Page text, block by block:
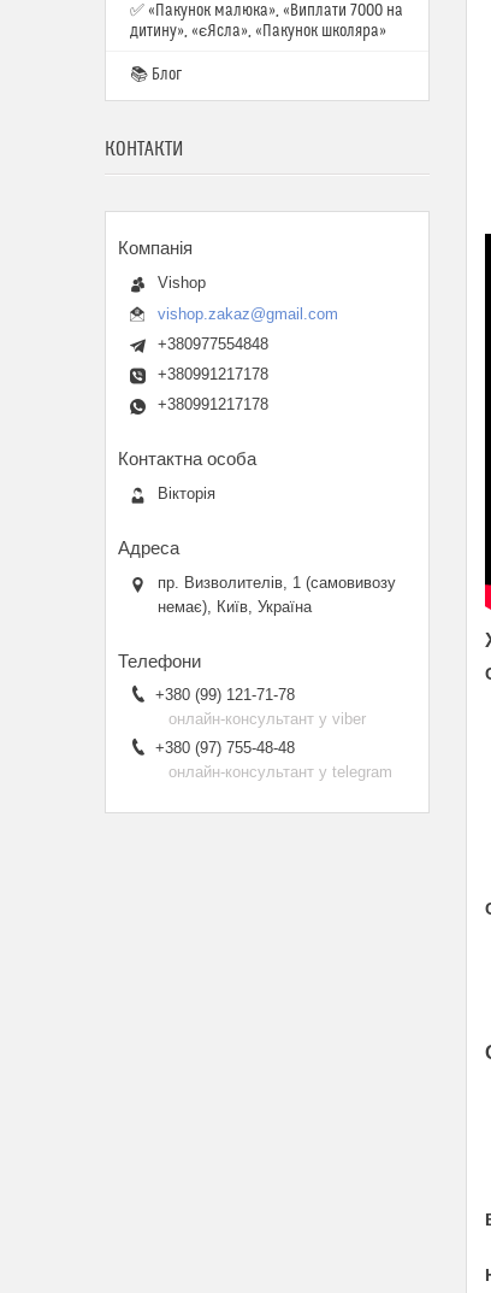
✅ «Пакунок малюка», «Виплати 7000 на
дитину», «єЯсла», «Пакунок школяра»
📚 Блог
КОНТАКТИ
Vishop
vishop.zakaz@gmail.com
+380977554848
+380991217178
+380991217178
Вікторія
пр. Визволителів, 1 (самовивозу
немає), Київ, Україна
+380 (99) 121-71-78
онлайн-консультант у viber
+380 (97) 755-48-48
онлайн-консультант у telegram